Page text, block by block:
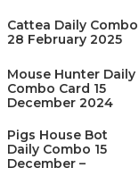
Cattea Daily Combo
28 February 2025
Mouse Hunter Daily
Combo Card 15
December 2024
Pigs House Bot
Daily Combo 15
December –